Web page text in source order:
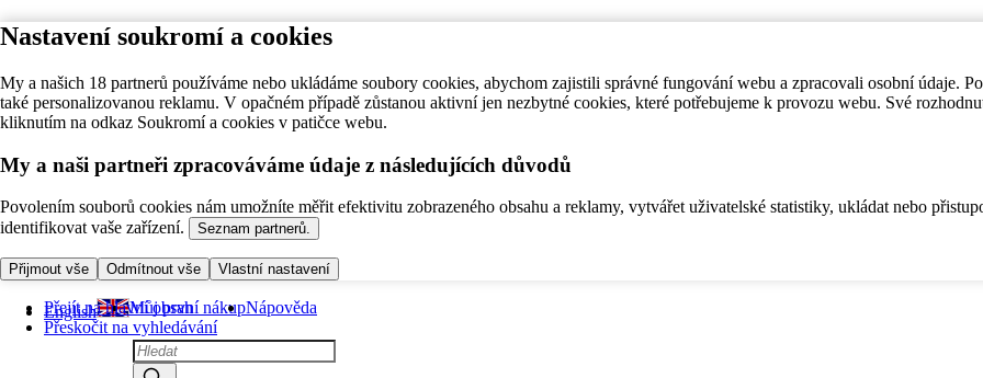
Nastavení soukromí a cookies
My a našich 18 partnerů používáme nebo ukládáme soubory cookies, abychom zajistili správné fungování webu a zpracovali osobní údaje.
také personalizovanou reklamu. V opačném případě zůstanou aktivní jen nezbytné cookies, které potřebujeme k provozu webu. Své
kliknutím na odkaz Soukromí a cookies v patičce webu.
My a naši partneři zpracováváme údaje z následujících důvodů
Povolením souborů cookies nám umožníte měřit efektivitu zobrazeného obsahu a reklamy, vytvářet uživatelské statistiky, ukládat nebo
identifikovat vaše zařízení.
Seznam partnerů.
Přijmout vše Odmítnout vše Vlastní nastavení
Přejít na hlavní obsah
Přeskočit na vyhledávání
English Můj první nákupNápověda